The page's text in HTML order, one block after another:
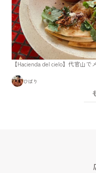
【Hacienda del cielo】代官山
ひばり